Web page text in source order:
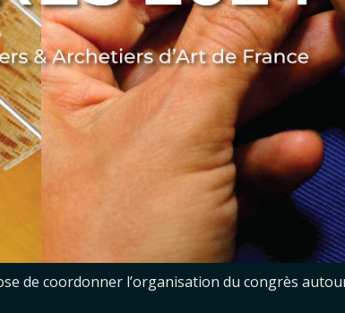
de coordonner l’organisation du congrès